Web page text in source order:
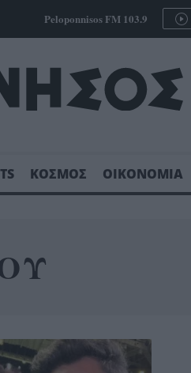
Peloponnisos FM 103.9
ΚΟΣΜΟΣ ΟΙΚΟΝΟΜΙΑ